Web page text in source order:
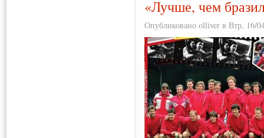
«Лучше, чем
Опубликовано olliver в Втр, 16/